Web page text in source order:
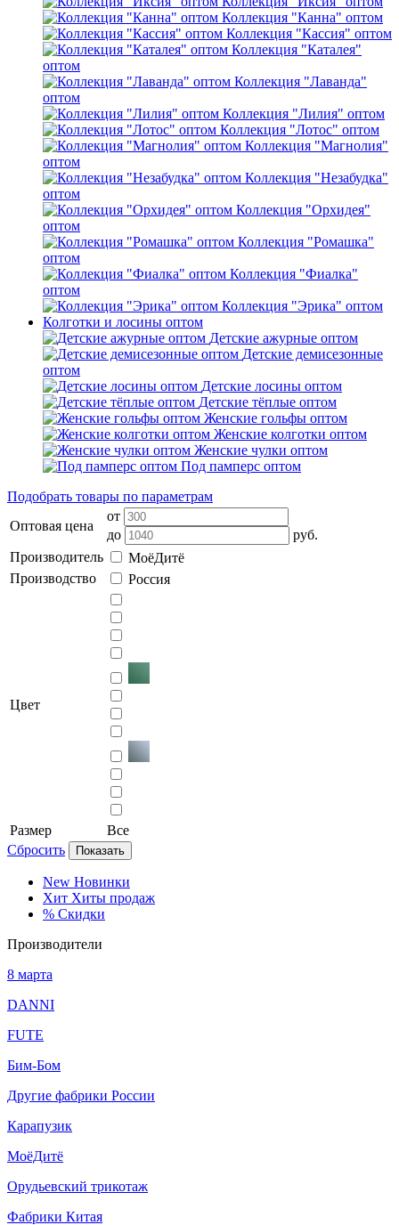
Коллекция "Канна" оптом
Коллекция "Кассия" оптом
Коллекция "Каталея"
оптом
Коллекция "Лаванда"
оптом
Коллекция "Лилия" оптом
Коллекция "Лотос" оптом
Коллекция "Магнолия"
оптом
Коллекция "Незабудка"
оптом
Коллекция "Орхидея"
оптом
Коллекция "Ромашка"
оптом
Коллекция "Фиалка"
оптом
Коллекция "Эрика" оптом
Колготки и лосины оптом
Детские ажурные оптом
Детские демисезонные
оптом
Детские лосины оптом
Детские тёплые оптом
Женские гольфы оптом
Женские колготки оптом
Женские чулки оптом
Под памперс оптом
Подобрать товары по параметрам
Оптовая цена
от
до
руб.
Производитель
МоёДитё
Производство
Россия
Цвет
Размер
Все
Сбросить
Показать
New Новинки
Хит Хиты продаж
% Скидки
Производители
8 марта
DANNI
FUTE
Бим-Бом
Другие фабрики России
Карапузик
МоёДитё
Орудьевский трикотаж
Фабрики Китая